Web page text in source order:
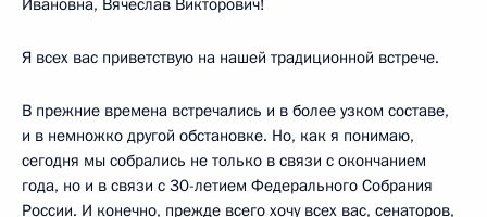
Я всех вас приветствую на нашей традиционной встрече.
В прежние времена встречались и в более узком составе,
и в немножко другой обстановке. Но, как я понимаю,
сегодня мы собрались не только в связи с окончанием
года, но и в связи с 30-летием Федерального Собрания
России. И конечно, прежде всего хочу всех вас, сенаторов,